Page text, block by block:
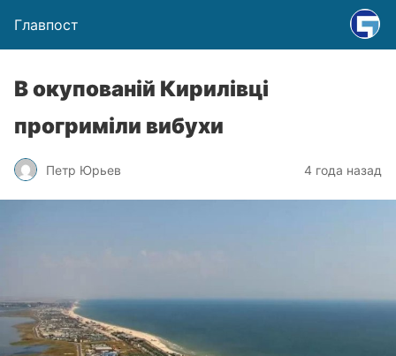
Главпост
В окупованій Кирилівці
прогриміли вибухи
Петр Юрьев 4 года назад